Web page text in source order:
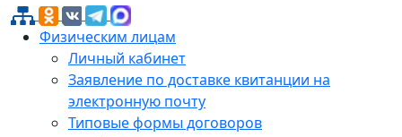
Физическим лицам
Личный кабинет
Заявление по доставке квитанции на
электронную почту
Типовые формы договоров